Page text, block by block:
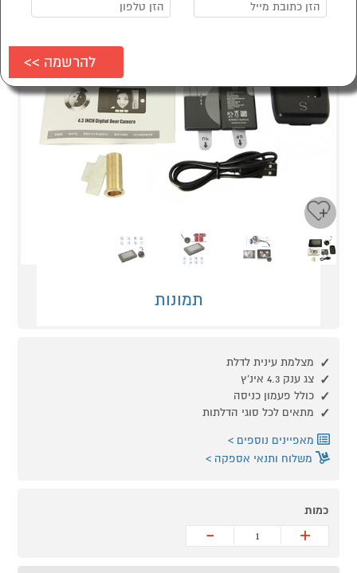
תמונות
מצלמת עינית לדלת
צג ענק 4.3 אינ'ץ
כולל פעמון כניסה
מתאים לכל סוגי הדלתות
מאפיינים נוספים
משלוח ותנאי אספקה
כמות
+
-